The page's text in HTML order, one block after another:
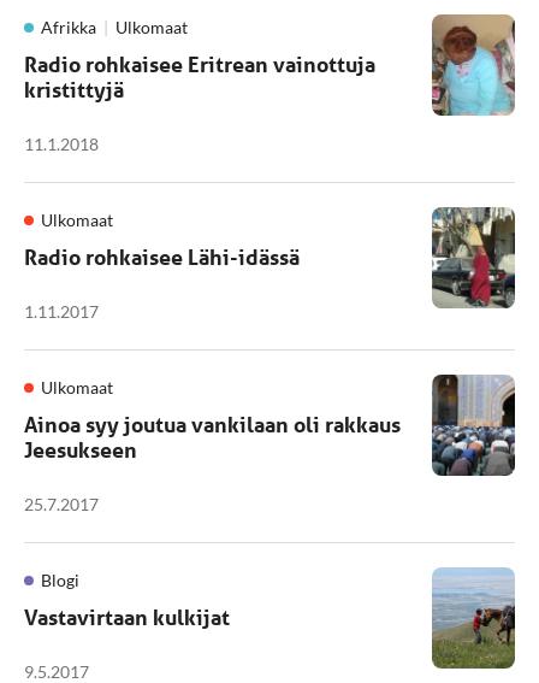
Afrikka Ulkomaat
Radio rohkaisee Eritrean vainottuja
kristittyjä
11.1.2018
Ulkomaat
Radio rohkaisee Lähi-idässä
1.11.2017
Ulkomaat
Ainoa syy joutua vankilaan oli rakkaus
Jeesukseen
25.7.2017
Blogi
Vastavirtaan kulkijat
9.5.2017